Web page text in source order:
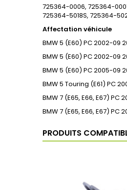
725364-0006, 725364-
725364-5018S, 725364-
Affectation véhicule
BMW5 (E60) PC2002-09
BMW5 (E60) PC2002-09
BMW5 (E60) PC2005-09
BMW5 Touring (E61) PC
BMW7 (E65, E66, E67) PC
BMW7 (E65, E66, E67) PC
PRODUITS